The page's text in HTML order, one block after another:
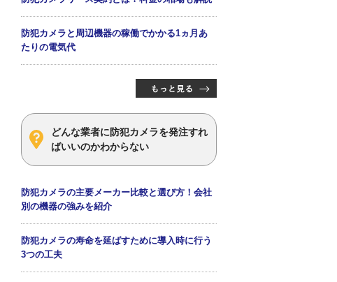
防犯カメラと周辺機器の稼働でかかる1ヵ月あ
たりの電気代
どんな業者に防犯カメラを発注すれ
ばいいのかわからない
防犯カメラの主要メーカー比較と選び方！会社
別の機器の強みを紹介
防犯カメラの寿命を延ばすために導入時に行う
3つの工夫